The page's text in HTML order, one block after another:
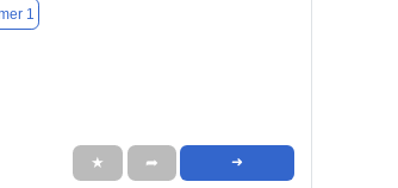
1
★ ➦ ➜